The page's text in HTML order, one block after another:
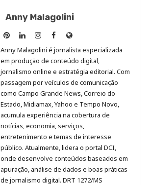
Anny Malagolini
Anny
Malagolini
no
Pinterest
Anny
Malagolini
no
LinkedIn
Anny
Malagolini
no
Instagram
Anny
Malagolini
no
Facebook
Site
de
Anny
Malagolini
Anny Malagolini é jornalista especializada
em produção de conteúdo digital,
jornalismo online e estratégia editorial. Com
passagem por veículos de comunicação
como Campo Grande News, Correio do
Estado, Midiamax, Yahoo e Tempo Novo,
acumula experiência na cobertura de
notícias, economia, serviços,
entretenimento e temas de interesse
público. Atualmente, lidera o portal DCI,
onde desenvolve conteúdos baseados em
apuração, análise de dados e boas práticas
de jornalismo digital. DRT 1272/MS